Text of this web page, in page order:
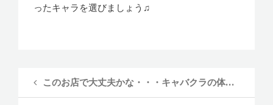
ったキャラを選びましょう♫
このお店で大丈夫かな・・・キャバクラの体験入店でチェックするポイント